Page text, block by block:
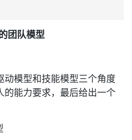
团队模型
动模型和技能模型三个角度
的能力要求，最后给出一个